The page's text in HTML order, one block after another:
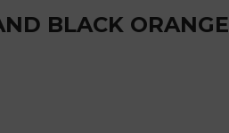
BLACK ORANGE